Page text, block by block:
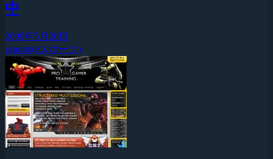
中
2009年5月20日
esports(eスポーツ)